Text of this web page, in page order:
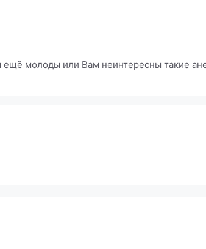
молоды или Вам неинтересны такие